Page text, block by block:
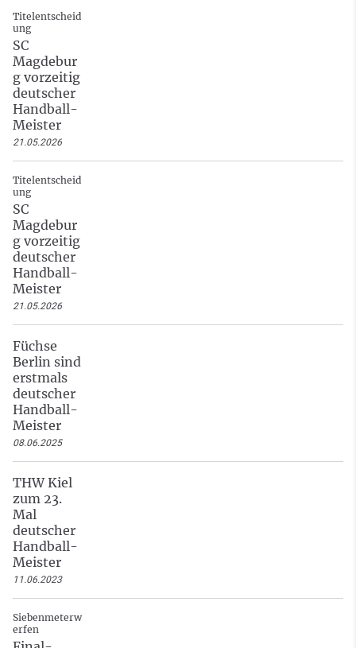
Titelentscheid
ung
SC
Magdebur
g vorzeitig
deutscher
Handball-
Meister
21.05.2026
Titelentscheid
ung
SC
Magdebur
g vorzeitig
deutscher
Handball-
Meister
21.05.2026
Füchse
Berlin sind
erstmals
deutscher
Handball-
Meister
08.06.2025
THW Kiel
zum 23.
Mal
deutscher
Handball-
Meister
11.06.2023
Siebenmeterw
erfen